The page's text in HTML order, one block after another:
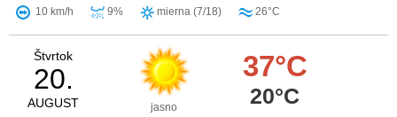
10 km/h 9% mierna (7/18) 26°C
Štvrtok
20.
AUGUST jasno
37°C
20°C